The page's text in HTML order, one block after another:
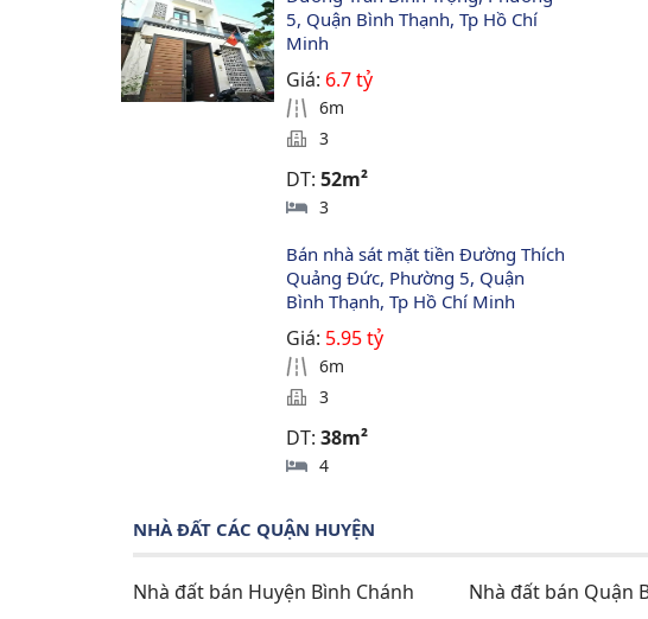
5, Quận Bình Thạnh, Tp Hồ Chí
Minh
Giá: 6.7 tỷ
6m
3
DT:52m²
3
Bán nhà sát mặt tiền Đường Thích
Quảng Đức, Phường 5, Quận
Bình Thạnh, Tp Hồ Chí Minh
Giá: 5.95 tỷ
6m
3
DT:38m²
4
NHÀ ĐẤT CÁC QUẬN HUYỆN
Nhà đất bán Huyện Bình Chánh Nhà đất bán Quận